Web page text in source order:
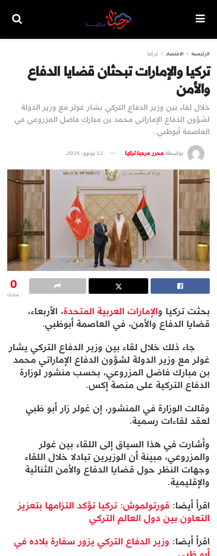
الرئيسية الاقتصاد تركيا
تركيا والإمارات تبحثان قضايا الدفاع
والأمن
خلال لقاء بين وزير الدفاع التركي يشار غولر مع وزير الدولة
لشؤون الدفاع الإماراتي محمد بن مبارك فاضل المزروعي في
العاصمة أبوظبي..
بواسطةمحرر مرحبا تركيا 12 يونيو، 2025
0
شارك
بحثت تركيا والإمارات العربية المتحدة، الأربعاء،
قضايا الدفاع والأمن، في العاصمة أبوظبي.
جاء ذلك خلال لقاء بين وزير الدفاع التركي يشار
غولر مع وزير الدولة لشؤون الدفاع الإماراتي محمد
بن مبارك فاضل المزروعي، بحسب منشور لوزارة
الدفاع التركية على منصة إكس.
وقالت الوزارة في المنشور، إن غولر زار أبو ظبي
لعقد لقاءات رسمية.
وأشارت في هذا السياق إلى اللقاء بين غولر
والمزروعي، مبينة أن الوزيرين تبادلا خلال اللقاء
وجهات النظر حول قضايا الدفاع والأمن الثنائية
والإقليمية.
اقرأ أيضا: قورتولموش: تركيا تؤكد التزامها بتعزيز
التعاون بين دول العالم التركي
اقرأ أيضا: وزير الدفاع التركي يزور سفارة بلاده في